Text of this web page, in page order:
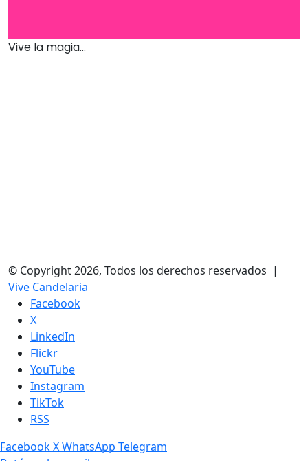
Vive la magia...
© Copyright 2026, Todos los derechos reservados |
Vive Candelaria
Facebook
X
LinkedIn
Flickr
YouTube
Instagram
TikTok
RSS
FacebookXWhatsApp Telegram